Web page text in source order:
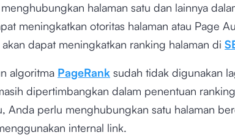
halaman satu dan lainnya
meningkatkan otoritas halaman atau Page
akan dapat meningkatkan ranking halaman di
algoritma PageRanksudah tidak digunakan
dipertimbangkan dalam penentuan
Anda perlu menghubungkan satu halaman
internal link.